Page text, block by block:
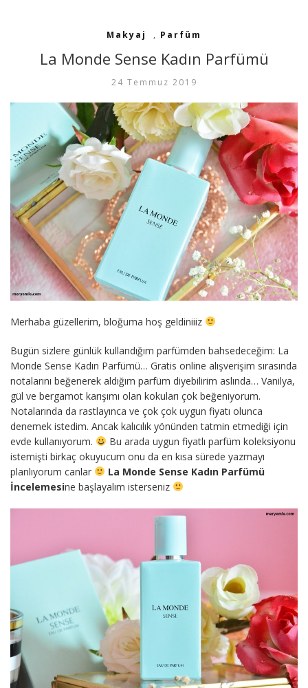
Makyaj , Parfüm
La Monde Sense Kadın Parfümü
24 Temmuz 2019
Merhaba güzellerim, bloğuma hoş geldiniiiz
Bugün sizlere günlük kullandığım parfümden bahsedeceğim: La
Monde Sense Kadın Parfümü… Gratis online alışverişim sırasında
notalarını beğenerek aldığım parfüm diyebilirim aslında… Vanilya,
gül ve bergamot karışımı olan kokuları çok beğeniyorum.
Notalarında da rastlayınca ve çok çok uygun fiyatı olunca
denemek istedim. Ancak kalıcılık yönünden tatmin etmediği için
evde kullanıyorum.
Bu arada uygun fiyatlı parfüm koleksiyonu
istemişti birkaç okuyucum onu da en kısa sürede yazmayı
planlıyorum canlar
La Monde Sense Kadın Parfümü
İncelemesine başlayalım isterseniz